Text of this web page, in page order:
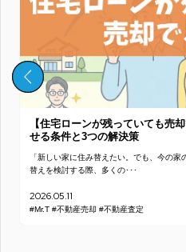
【住宅ローンが残っていても売
せる条件と3つの解決策
「新しい家に住み替えたい。でも、今の
替えを検討する際、多くの･･･
2026.05.11
#Mr.T #不動産売却 #不動産査定